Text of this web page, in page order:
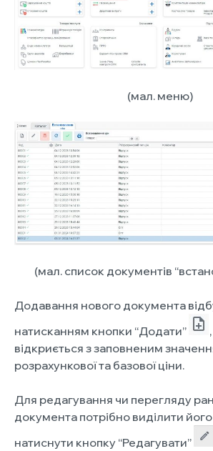
(мал. меню)
(мал. список документів
Додавання нового документа
натисканням кнопки “Додати”
відкриється з заповненим
розрахункової та базової ціни.
Для редагування чи перегляду
документа потрібно виділити
натиснути кнопку “Редагувати”